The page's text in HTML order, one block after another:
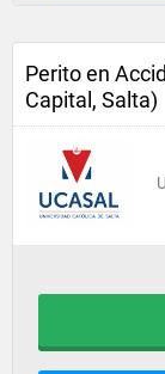
Perito en
Capital, Salta)